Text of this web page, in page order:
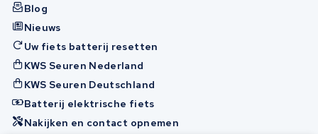
Blog
Nieuws
Uw fiets batterij resetten
KWS Seuren Nederland
KWS Seuren Deutschland
Batterij elektrische fiets
Nakijken en contact opnemen